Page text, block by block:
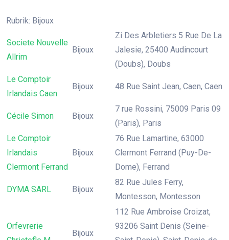
Rubrik: Bijoux
Societe Nouvelle
Allrim
Bijoux
Zi Des Arbletiers 5 Rue De La
Jalesie, 25400 Audincourt
(Doubs), Doubs
Le Comptoir
Irlandais Caen
Bijoux 48 Rue Saint Jean, Caen, Caen
Cécile Simon Bijoux
7 rue Rossini, 75009 Paris 09
(Paris), Paris
Le Comptoir
Irlandais
Clermont Ferrand
Bijoux
76 Rue Lamartine, 63000
Clermont Ferrand (Puy-De-
Dome), Ferrand
DYMA SARL Bijoux
82 Rue Jules Ferry,
Montesson, Montesson
Orfevrerie
Bijoux
112 Rue Ambroise Croizat,
93206 Saint Denis (Seine-